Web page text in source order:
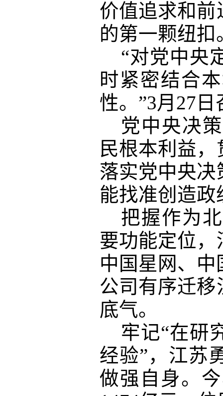
价值追求和
的第一颗纽扣
“对党中央
时紧密结合
性。”3月27
党中央决
民根本利益
落实党中央
能找准创造政
把握作为
要功能定位
中国星网、
公司有序迁
底气。
牢记“在研
经验”，江苏
做强自身。